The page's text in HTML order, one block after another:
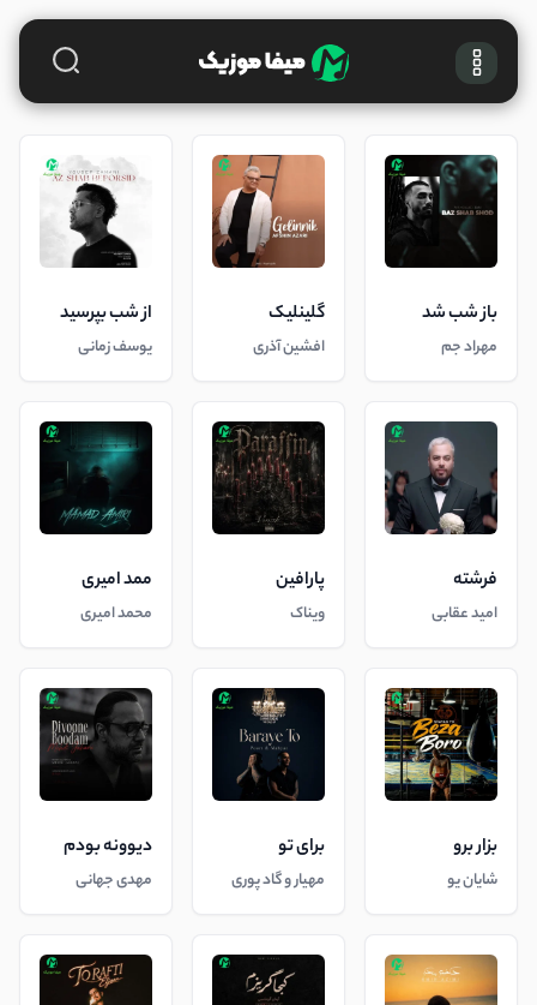
باز شب شد
مهراد جم
گلینلیک
افشین آذری
از شب بپرسید
یوسف زمانی
فرشته
امید عقابی
پارافین
ویناک
ممد امیری
محمد امیری
بزار برو
شایان یو
برای تو
مهیار و گاد پوری
دیوونه بودم
مهدی جهانی